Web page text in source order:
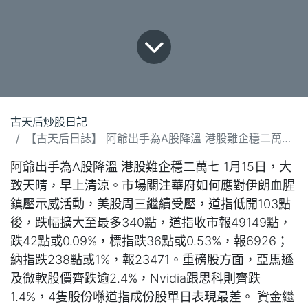
古天后炒股日記
【古天后日誌】 阿爺出手為A股降溫 港股難企穩二萬七(150126).docx
阿爺出手為A股降溫 港股難企穩二萬七 1月15日，大
致天晴，早上清涼。市場關注華府如何應對伊朗血腥
鎮壓示威活動，美股周三繼續受壓，道指低開103點
後，跌幅擴大至最多340點，道指收市報49149點，
跌42點或0.09%，標指跌36點或0.53%，報6926；
納指跌238點或1%，報23471。重磅股方面，亞馬遜
及微軟股價齊跌逾2.4%，Nvidia跟思科則齊跌
1.4%，4隻股份喺道指成份股單日表現最差。 資金繼